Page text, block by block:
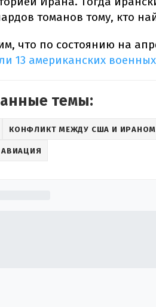
томанов тому, кто
что по состоянию на
13 американских военных
темы:
КОНФЛИКТ МЕЖДУ США И ИРАНОМ
АВИАЦИЯ